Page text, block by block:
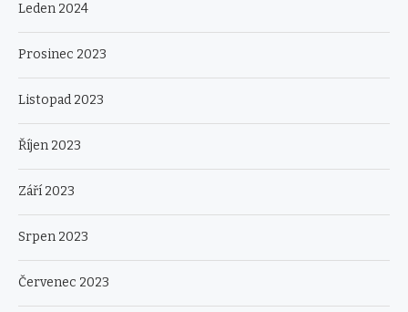
Leden 2024
Prosinec 2023
Listopad 2023
Říjen 2023
Září 2023
Srpen 2023
Červenec 2023